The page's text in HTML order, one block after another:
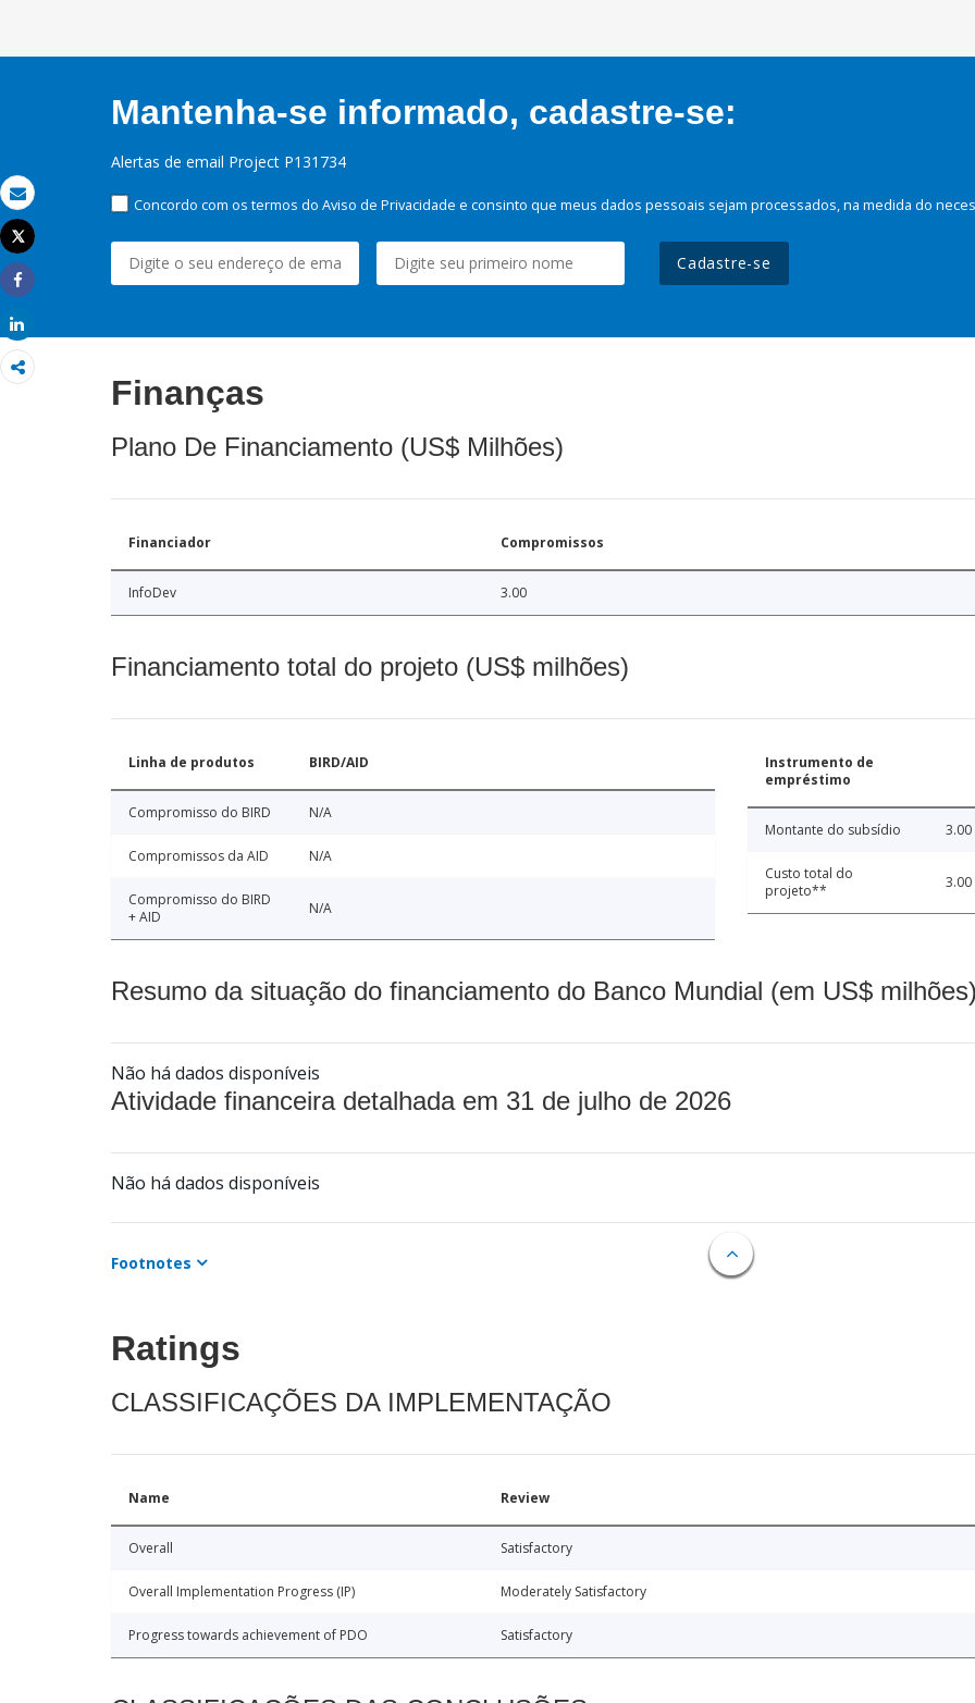
Email
Imprimir
Tweet
Share
Mantenha-se informado, cadastre-se:
Alertas de email Project P131734
Concordo com os termos do Aviso de Privacidade e consinto que meus dados pessoais sejam processados, na medida do
Cadastre-se
Finanças
Plano De Financiamento (US$ Milhões)
Financiador Compromissos
InfoDev 3.00
Financiamento total do projeto (US$ milhões)
Linha de produtos BIRD/AID
Compromisso do BIRD N/A
Compromissos da AID N/A
Compromisso do BIRD
+ AID
N/A
Instrumento de
empréstimo
Montante do subsídio 3.00
Custo total do
projeto**
3.00
Resumo da situação do financiamento do Banco Mundial (em US$
Não há dados disponíveis
Atividade financeira detalhada em 31 de julho de 2026
Não há dados disponíveis
Footnotes
Ratings
CLASSIFICAÇÕES DA IMPLEMENTAÇÃO
Name Review
Overall Satisfactory
Overall Implementation Progress (IP) Moderately Satisfactory
Progress towards achievement of PDO Satisfactory